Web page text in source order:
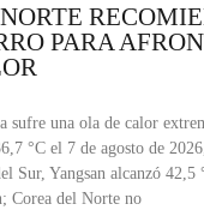
PARA
sufre una ola de calor
°C el 7 de agosto de
Sur, Yangsan alcanzó 42,5
Corea del Norte no